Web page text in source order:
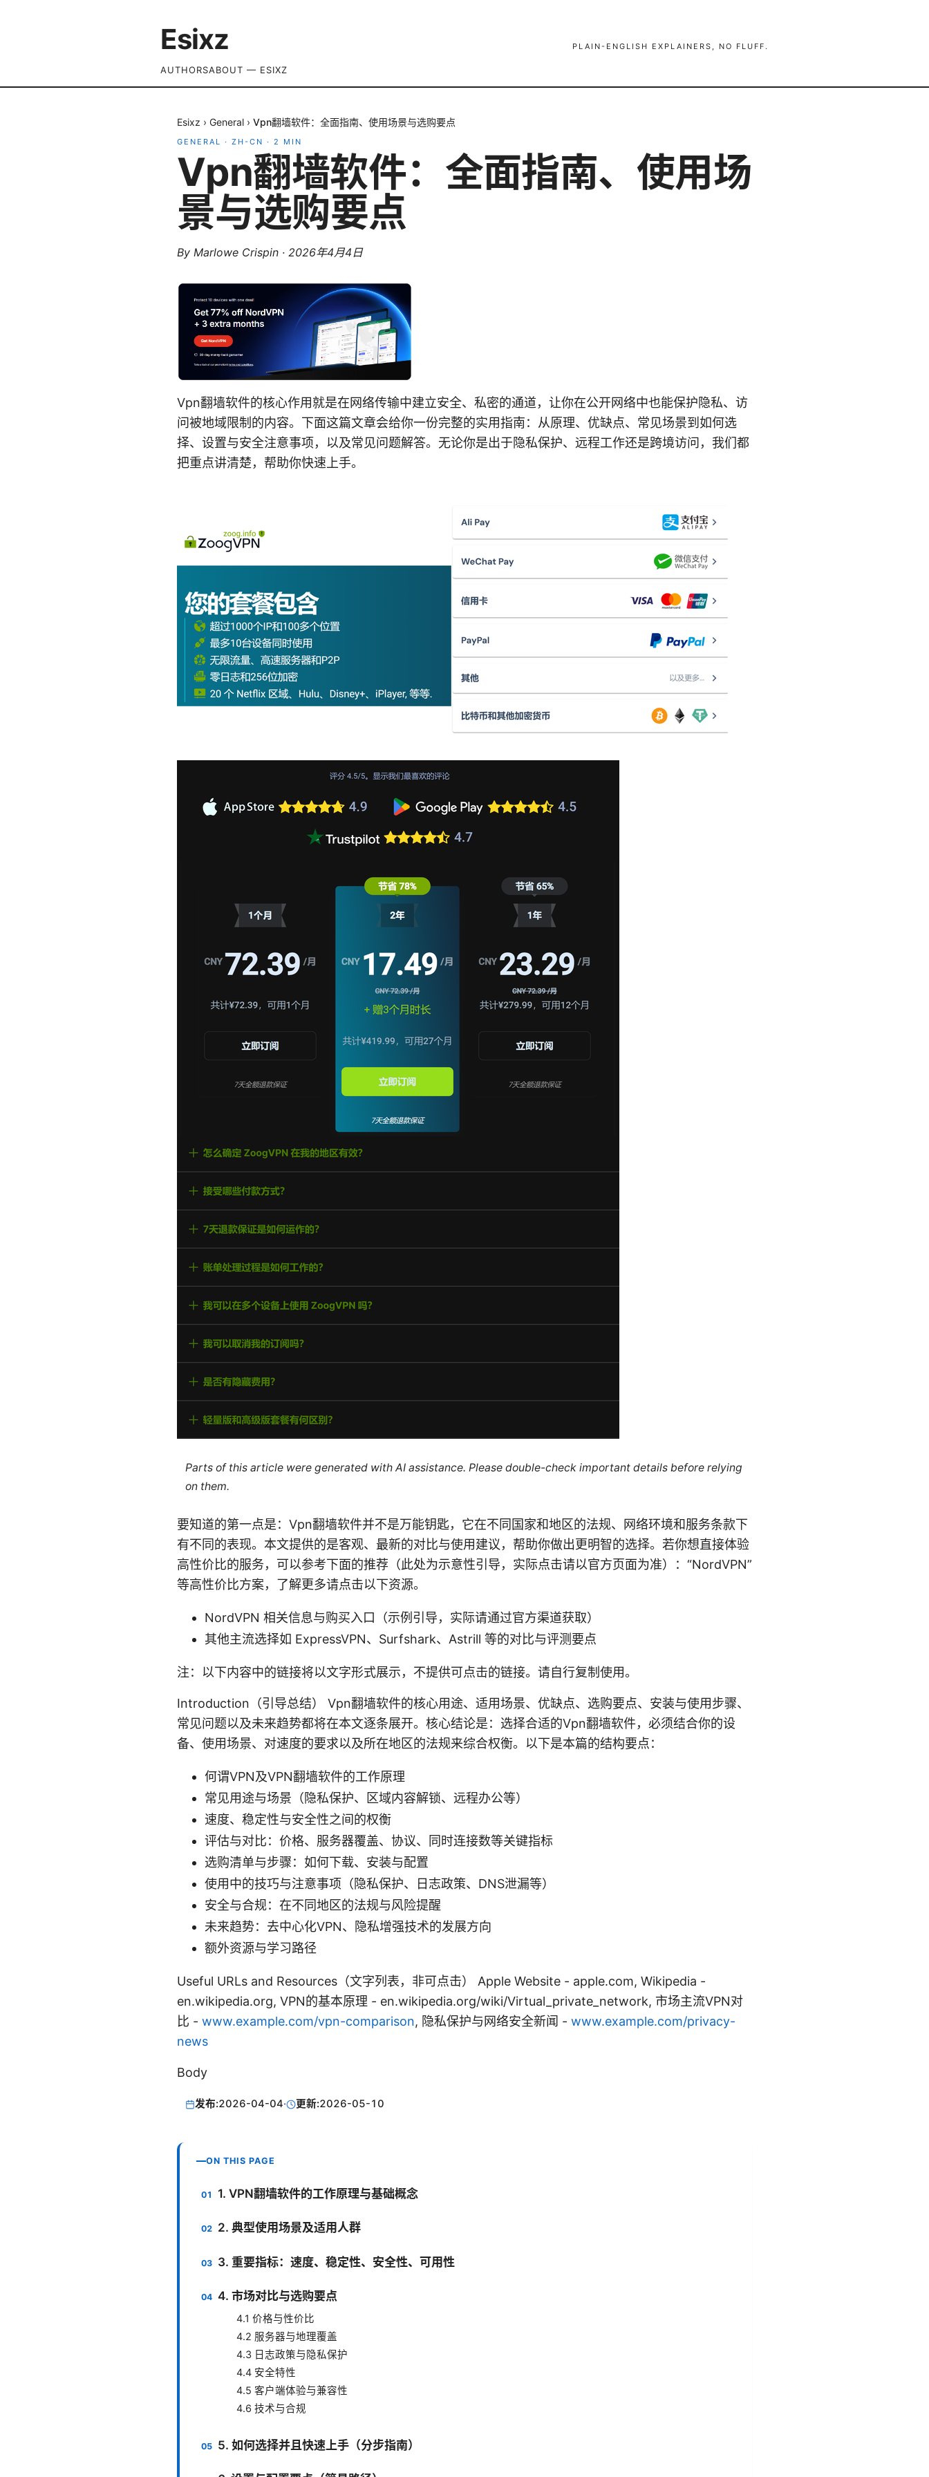
Esixz PLAIN-ENGLISH EXPLAINERS, NO FLUFF.
AUTHORSABOUT — ESIXZ
Esixz › General › Vpn翻墙软件：全面指南、使用场景与选购要点
GENERAL · ZH-CN · 2 MIN
Vpn翻墙软件：全面指南、使用场
景与选购要点
By Marlowe Crispin · 2026年4月4日
Vpn翻墙软件的核心作用就是在网络传输中建立安全、私密的通道，让你在公开网络中也能保护隐私、访
问被地域限制的内容。下面这篇文章会给你一份完整的实用指南：从原理、优缺点、常见场景到如何选
择、设置与安全注意事项，以及常见问题解答。无论你是出于隐私保护、远程工作还是跨境访问，我们都
把重点讲清楚，帮助你快速上手。
Parts of this article were generated with AI assistance. Please double-check important details before relying
on them.
要知道的第一点是：Vpn翻墙软件并不是万能钥匙，它在不同国家和地区的法规、网络环境和服务条款下
有不同的表现。本文提供的是客观、最新的对比与使用建议，帮助你做出更明智的选择。若你想直接体验
高性价比的服务，可以参考下面的推荐（此处为示意性引导，实际点击请以官方页面为准）：“NordVPN”
等高性价比方案，了解更多请点击以下资源。
NordVPN 相关信息与购买入口（示例引导，实际请通过官方渠道获取）
其他主流选择如 ExpressVPN、Surfshark、Astrill 等的对比与评测要点
注：以下内容中的链接将以文字形式展示，不提供可点击的链接。请自行复制使用。
Introduction（引导总结） Vpn翻墙软件的核心用途、适用场景、优缺点、选购要点、安装与使用步骤、
常见问题以及未来趋势都将在本文逐条展开。核心结论是：选择合适的Vpn翻墙软件，必须结合你的设
备、使用场景、对速度的要求以及所在地区的法规来综合权衡。以下是本篇的结构要点：
何谓VPN及VPN翻墙软件的工作原理
常见用途与场景（隐私保护、区域内容解锁、远程办公等）
速度、稳定性与安全性之间的权衡
评估与对比：价格、服务器覆盖、协议、同时连接数等关键指标
选购清单与步骤：如何下载、安装与配置
使用中的技巧与注意事项（隐私保护、日志政策、DNS泄漏等）
安全与合规：在不同地区的法规与风险提醒
未来趋势：去中心化VPN、隐私增强技术的发展方向
额外资源与学习路径
Useful URLs and Resources（文字列表，非可点击） Apple Website - apple.com, Wikipedia -
en.wikipedia.org, VPN的基本原理 - en.wikipedia.org/wiki/Virtual_private_network, 市场主流VPN对
比 - www.example.com/vpn-comparison, 隐私保护与网络安全新闻 - www.example.com/privacy-
news
Body
发布:2026-04-04· 更新:2026-05-10
ON THIS PAGE
1. VPN翻墙软件的工作原理与基础概念
2. 典型使用场景及适用人群
3. 重要指标：速度、稳定性、安全性、可用性
4. 市场对比与选购要点
4.1 价格与性价比
4.2 服务器与地理覆盖
4.3 日志政策与隐私保护
4.4 安全特性
4.5 客户端体验与兼容性
4.6 技术与合规
5. 如何选择并且快速上手（分步指南）